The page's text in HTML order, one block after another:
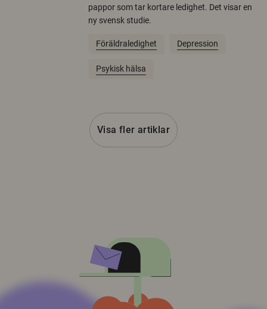
pappor som tar kortare ledighet. Det visar en
ny svensk studie.
Föräldraledighet Depression
Psykisk hälsa
Visa fler artiklar